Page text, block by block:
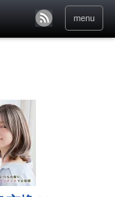
menu